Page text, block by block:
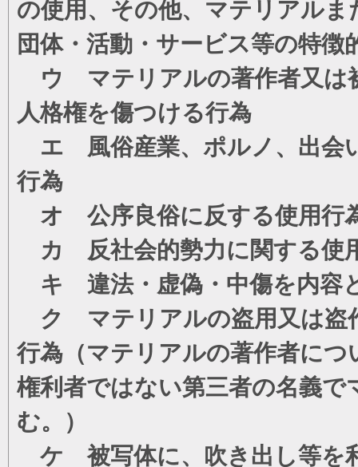
の使用、その他、マテリアル
団体・活動・サービス等の特
ウ マテリアルの著作者又は
人格権を傷つける行為
エ 風俗産業、ポルノ、出会
行為
オ 公序良俗に反する使用行
カ 反社会的勢力に関する使
キ 違法・虚偽・中傷を内容
ク マテリアルの盗用又は盗
行為（マテリアルの著作者に
権利者ではない第三者の名義
む。）
ケ 被写体に、吹き出し等を